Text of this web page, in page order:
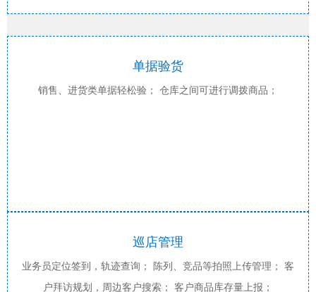
单据验货
销售、进货类单据轻松验； 仓库之间可进行调拨商品；
巡店管理
业务员定位签到，轨迹查询； 陈列、竞品等拍照上传管理； 客
户拜访规划，周边客户搜索； 客户商品库存量上报；